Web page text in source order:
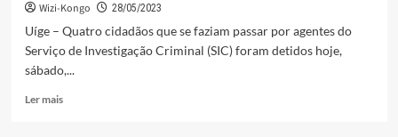
Wizi-Kongo 28/05/2023
Uíge – Quatro cidadãos que se faziam passar por agentes do
Serviço de Investigação Criminal (SIC) foram detidos hoje,
sábado,...
Ler maisLeia